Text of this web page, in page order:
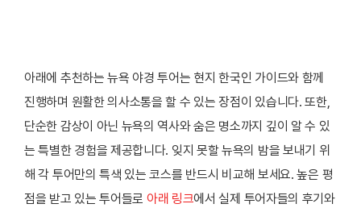
아래에 추천하는 뉴욕 야경 투어는 현지 한국인 가이드와 함께
진행하며 원활한 의사소통을 할 수 있는 장점이 있습니다. 또한,
단순한 감상이 아닌 뉴욕의 역사와 숨은 명소까지 깊이 알 수 있
는 특별한 경험을 제공합니다. 잊지 못할 뉴욕의 밤을 보내기 위
해 각 투어만의 특색 있는 코스를 반드시 비교해 보세요. 높은 평
점을 받고 있는 투어들로 아래 링크에서 실제 투어자들의 후기와